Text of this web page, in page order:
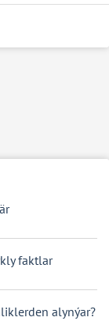
faktlar
alynýar?